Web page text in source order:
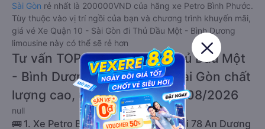
Sài Gòn rẻ nhất là 200000VND của hãng xe Petro Bình Phước.
Tùy thuộc vào vị trí ngồi của bạn và chương trình khuyến mãi,
giá vé Xe Quận 10 - Sài Gòn đi Thủ Dầu Một - Bình Dương
limousine này có thể sẽ rẻ hơn
Tư vấn TOP 2 xe khách đi Thủ Dầu Một
- Bình Dương từ Quận 10 - Sài Gòn chất
lượng cao, uy tín, giá rẻ nhất 08/2026
null
🚌 1. Xe Petro Bình Phước khởi hành tại 78 An Dương